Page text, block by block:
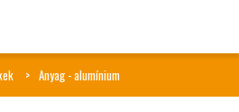
Anyag - alumínium